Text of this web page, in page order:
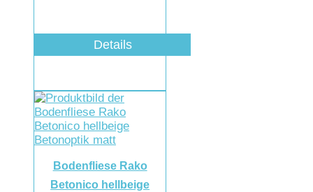
Details
Bodenfliese Rako
Betonico hellbeige